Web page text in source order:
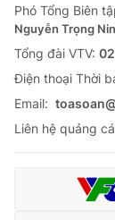
Phó Tổng Biên
Nguyễn Trọng
Tổng đài VTV:
Ðiện thoại Thời
Email:
Liên hệ quảng